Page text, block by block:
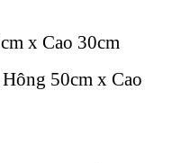
x Cao 30cm
50cm x Cao